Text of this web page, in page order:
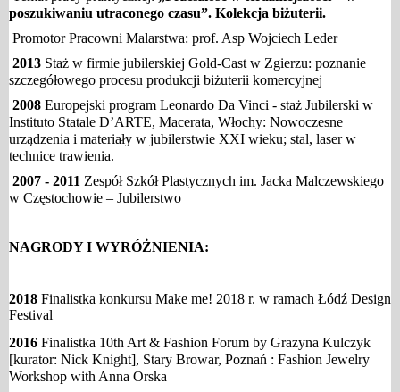
poszukiwaniu utraconego czasu”. Kolekcja biżuterii.
Promotor Pracowni Malarstwa: prof. Asp Wojciech Leder
2013 Staż w firmie jubilerskiej Gold-Cast w Zgierzu: poznanie
szczegółowego procesu produkcji biżuterii komercyjnej
2008 Europejski program Leonardo Da Vinci - staż Jubilerski w
Instituto Statale D’ARTE, Macerata, Włochy: Nowoczesne
urządzenia i materiały w jubilerstwie XXI wieku; stal, laser w
technice trawienia.
2007 - 2011 Zespół Szkół Plastycznych im. Jacka Malczewskiego
w Częstochowie – Jubilerstwo
NAGRODY I WYRÓŻNIENIA:
2018 Finalistka konkursu Make me! 2018 r. w ramach Łódź Design
Festival
2016 Finalistka 10th Art & Fashion Forum by Grazyna Kulczyk
[kurator: Nick Knight], Stary Browar, Poznań : Fashion Jewelry
Workshop with Anna Orska